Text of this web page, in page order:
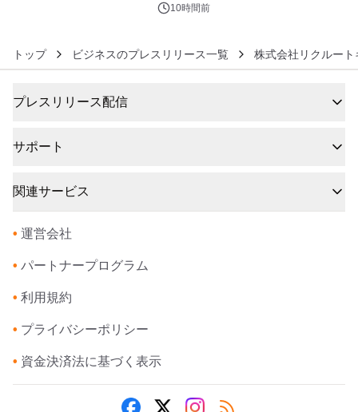
10時間前
トップ ビジネスのプレスリリース一覧 株式会社リクルート
プレスリリース配信
サポート
関連サービス
• 運営会社
• パートナープログラム
• 利用規約
• プライバシーポリシー
• 資金決済法に基づく表示